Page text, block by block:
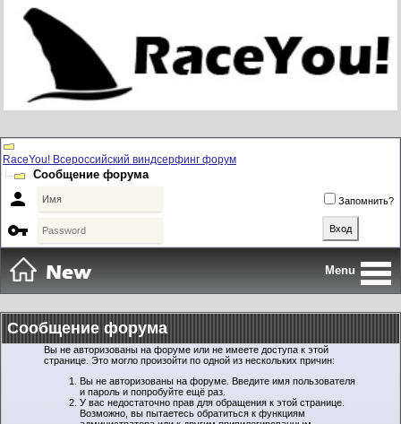
RaceYou! Всероссийский виндсерфинг форум
Сообщение форума
 Запомнить?

Menu
Сообщение форума
Вы не авторизованы на форуме или не имеете доступа к этой
странице. Это могло произойти по одной из нескольких причин:
Вы не авторизованы на форуме. Введите имя пользователя
и пароль и попробуйте ещё раз.
У вас недостаточно прав для обращения к этой странице.
Возможно, вы пытаетесь обратиться к функциям